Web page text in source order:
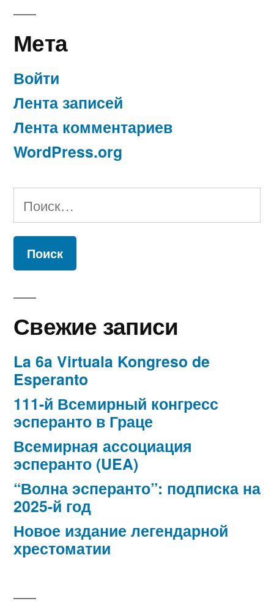
Мета
Войти
Лента записей
Лента комментариев
WordPress.org
Найти:
Свежие записи
La 6a Virtuala Kongreso de
Esperanto
111-й Всемирный конгресс
эсперанто в Граце
Всемирная ассоциация
эсперанто (UEA)
“Волна эсперанто”: подписка на
2025-й год
Новое издание легендарной
хрестоматии